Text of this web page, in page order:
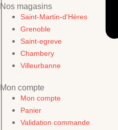
Nos magasins
Saint-Martin-d'Hères
Grenoble
Saint-egreve
Chambery
Villeurbanne
Mon compte
Mon compte
Panier
Validation commande